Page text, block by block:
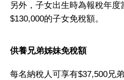
另外，子女出生時為報稅年
$130,000的子女免稅額。
供養兄弟姊妹免稅額
每名納稅人可享有$37,500兄